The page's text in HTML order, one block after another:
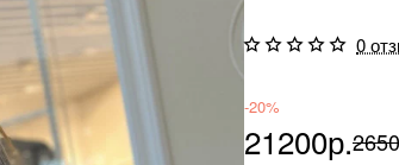
0
-20%
21200р.